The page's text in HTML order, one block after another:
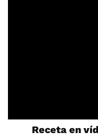
Receta en